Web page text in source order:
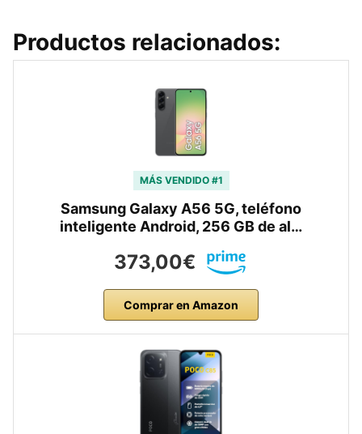
Productos relacionados:
MÁS VENDIDO #1
Samsung Galaxy A56 5G, teléfono
inteligente Android, 256 GB de al…
373,00€
Comprar en Amazon